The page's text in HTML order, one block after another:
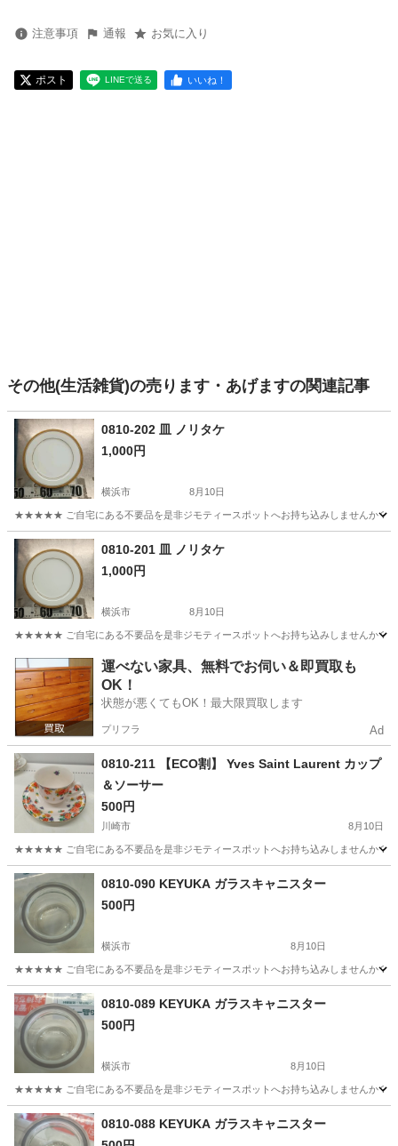
注意事項 通報 お気に入り
ポスト LINEで送る いいね！
その他(生活雑貨)の売ります・あげますの関連記事
0810-202 皿 ノリタケ
1,000円
横浜市 8月10日
★★★★★ ご自宅にある不要品を是非ジモティースポットへお持ち込みしませんか？
神奈川 横浜市 ノリタケ
0810-201 皿 ノリタケ
1,000円
横浜市 8月10日
★★★★★ ご自宅にある不要品を是非ジモティースポットへお持ち込みしませんか？
神奈川 横浜市 食器 ノリタケ
運べない家具、無料でお伺い＆即買取も
OK！
状態が悪くてもOK！最大限買取します
プリフラ Ad
0810-211 【ECO割】 Yves Saint Laurent カップ
＆ソーサー
500円
川崎市 8月10日
★★★★★ ご自宅にある不要品を是非ジモティースポットへお持ち込みしませんか？
神奈川 川崎市 0810-090 KEYUKA ガラスキャニスター
500円
横浜市 8月10日
★★★★★ ご自宅にある不要品を是非ジモティースポットへお持ち込みしませんか？
神奈川 横浜市 0810-089 KEYUKA ガラスキャニスター
500円
横浜市 8月10日
★★★★★ ご自宅にある不要品を是非ジモティースポットへお持ち込みしませんか？
神奈川 横浜市 0810-088 KEYUKA ガラスキャニスター